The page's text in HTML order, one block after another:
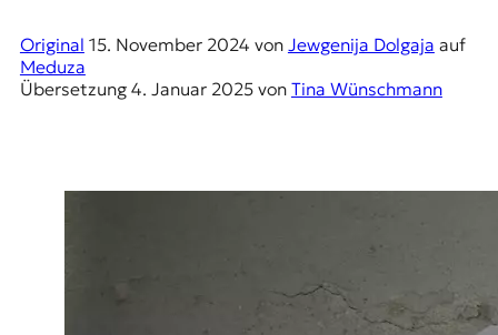
R
Original 15. November 2024 von Jewgenija Dolgaja auf
Meduza
Übersetzung 4. Januar 2025von Tina Wünschmann